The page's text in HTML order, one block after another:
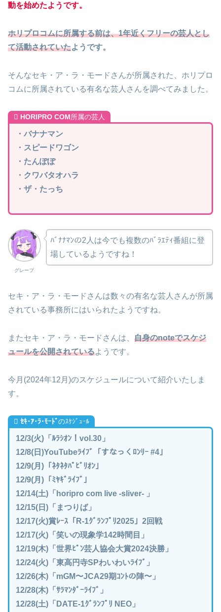
動を始めたようです。
ホリプロコムに所属する前は、1年近くフリーの芸人とし
て活動されていたようです。
そんなセキ・ア・ラ・モードさんが所属された、ホリプロ
コムに所属されている有名な芸人さんを調べてみました。
HORIPRO COM所属の芸人
・バナナマン
・スピードワゴン
・たんぽぽ
・クワバタオハラ
・ザ・たっち
グレープ
ﾊﾞﾅﾅﾏﾝの2人は今でも複数のﾊﾞﾗｴﾃｨ番組に登
場しているようですね！
セキ・ア・ラ・モードさんは数々の有名な芸人さんが所属
されている事務所にはいられたようですね。
またセキ・ア・ラ・モードさんは、 自身のnoteでスケジ
ュールを公開されているようです。
今月(2024年12月)のスケジュールについて紹介いたしま
す。
ｾｷ･ｱ･ﾗ･ﾓｰﾄﾞのｽｹｼﾞｭｰﾙ
12/3(火)「ﾙﾗｼｵﾝ！vol.30」
12/8(日)YouTubeﾗｲﾌﾞ「すなっくﾛﾝﾘｰ #4」
12/9(月)「ﾈﾀﾈﾀﾊﾟﾋﾞﾘｵﾝ」
12/9(月)「ﾐﾔｷﾞﾗｲﾌﾞ」
12/14(土)「horipro com live -sliver- 」
12/15(日)「まつりば」
12/17(火)賞ﾚｰｽ「R-1ｸﾞﾗﾝﾌﾟﾘ2025」2回戦
12/17(火)「笑いの現象学142時間目」
12/19(木)「世界ﾋﾟﾝ芸人協会大賞2024決勝」
12/24(火)「東高円寺SPわいわいﾗｲﾌﾞ」
12/26(木)「mGM〜JCA29期ｺﾝﾄの陣〜」
12/28(木)「ｻﾗﾏﾝﾀﾞｰﾗｲﾌﾞ」
12/28(土)「DATE-1ｸﾞﾗﾝﾌﾟﾘ NEO」